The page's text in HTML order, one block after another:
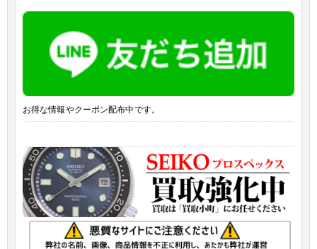
お得な情報やクーポン配布中です。